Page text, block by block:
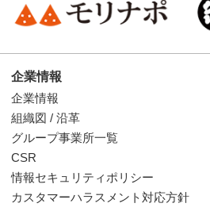
企業情報
企業情報
組織図 / 沿革
グループ事業所一覧
CSR
情報セキュリティポリシー
カスタマーハラスメント対応方針